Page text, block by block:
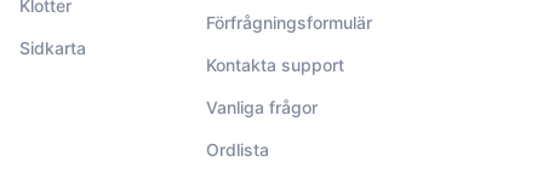
Klotter
Sidkarta
Förfrågningsformulär
Kontakta support
Vanliga frågor
Ordlista